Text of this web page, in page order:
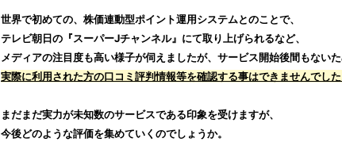
世界で初めての、 株価連動型ポイント運用システムとのことで、
テレビ朝日の『スーパーJチャンネル』にて取り上げられるなど、
メディアの注目度も高い様子が伺えましたが、サービス開始後間もないた
実際に利用された方の口コミ評判情報等を確認する事はできませんでした
まだまだ実力が未知数のサービスである印象を受けますが、
今後どのような評価を集めていくのでしょうか。